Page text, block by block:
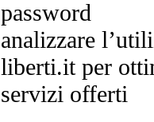
password
analizzare
liberti.it per
servizi offerti